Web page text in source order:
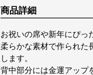
商品詳細
お祝いの席や新年にぴっ
柔らかな素材で作られた
します。
背中部分には金運アップ